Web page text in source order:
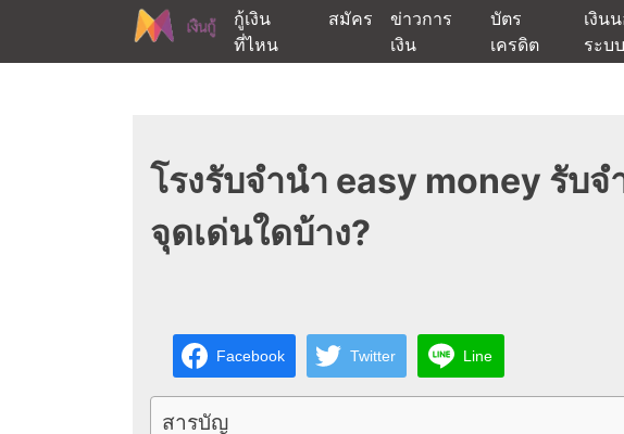
content
กู้เงิน
ที่ไหน
สมัคร
ข่าวการ
เงิน
บัตร
เครดิต
เงิน
ระบบ
โรงรับจํานํา easy money รับจ
จุดเด่นใดบ้าง?
Facebook Twitter Line
สารบัญ